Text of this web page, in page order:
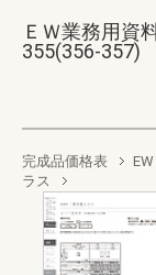
ＥＷ業務用資
355(356-357)
完成品価格表
ラス